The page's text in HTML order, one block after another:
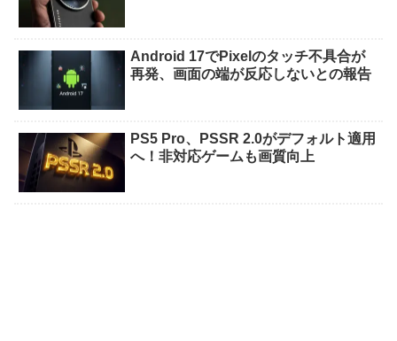
Android 17でPixelのタッチ不具合が
再発、画面の端が反応しないとの報告
PS5 Pro、PSSR 2.0がデフォルト適用
へ！非対応ゲームも画質向上